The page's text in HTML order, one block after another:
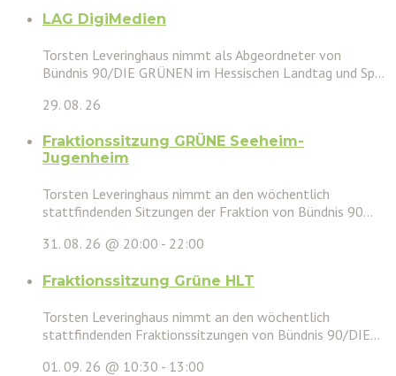
LAG DigiMedien
Torsten Leveringhaus nimmt als Abgeordneter von
Bündnis 90/DIE GRÜNEN im Hessischen Landtag und Sp...
29. 08. 26
Fraktionssitzung GRÜNE Seeheim-
Jugenheim
Torsten Leveringhaus nimmt an den wöchentlich
stattfindenden Sitzungen der Fraktion von Bündnis 90...
31. 08. 26 @ 20:00 - 22:00
Fraktionssitzung Grüne HLT
Torsten Leveringhaus nimmt an den wöchentlich
stattfindenden Fraktionssitzungen von Bündnis 90/DIE...
01. 09. 26 @ 10:30 - 13:00